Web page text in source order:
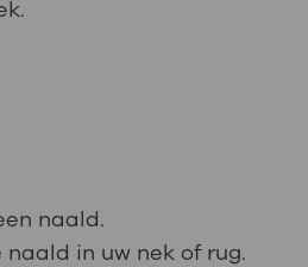
naald.
in uw nek of rug.